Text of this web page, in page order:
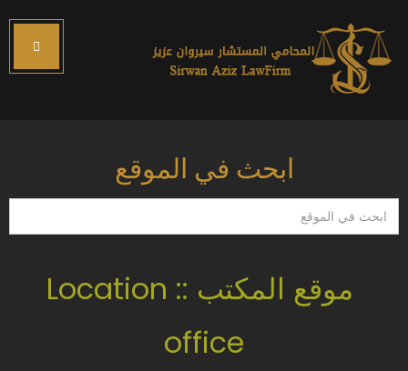
ابحث في الموقع
ابحث
في
موقع المكتب :: Location
office